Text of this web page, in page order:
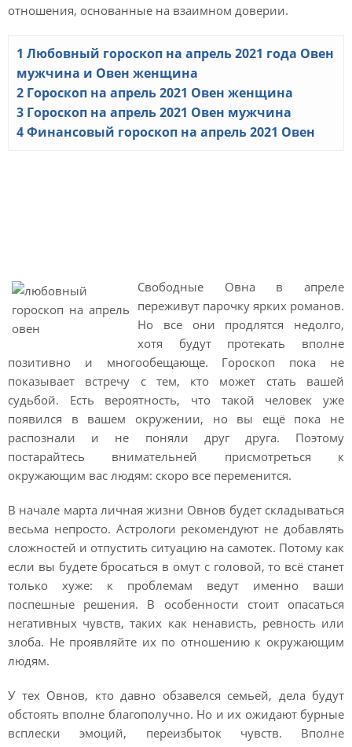
отношения, основанные на взаимном доверии.
1 Любовный гороскоп на апрель 2021 года Овен
мужчина и Овен женщина
2 Гороскоп на апрель 2021 Овен женщина
3 Гороскоп на апрель 2021 Овен мужчина
4Финансовый гороскоп на апрель 2021 Овен
Свободные Овна в апреле
переживут парочку ярких романов.
Но все они продлятся недолго,
хотя будут протекать вполне
позитивно и многообещающе. Гороскоп пока не
показывает встречу с тем, кто может стать вашей
судьбой. Есть вероятность, что такой человек уже
появился в вашем окружении, но вы ещё пока не
распознали и не поняли друг друга. Поэтому
постарайтесь внимательней присмотреться к
окружающим вас людям: скоро все переменится.
В начале марта личная жизни Овнов будет складываться
весьма непросто. Астрологи рекомендуют не добавлять
сложностей и отпустить ситуацию на самотек. Потому как
если вы будете бросаться в омут с головой, то всё станет
только хуже: к проблемам ведут именно ваши
поспешные решения. В особенности стоит опасаться
негативных чувств, таких как ненависть, ревность или
злоба. Не проявляйте их по отношению к окружающим
людям.
У тех Овнов, кто давно обзавелся семьей, дела будут
обстоять вполне благополучно. Но и их ожидают бурные
всплески эмоций, переизбыток чувств. Вполне